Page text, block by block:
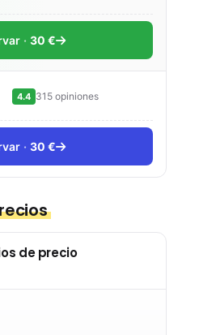
30 €
4.4 315 opiniones
30 €
de precio